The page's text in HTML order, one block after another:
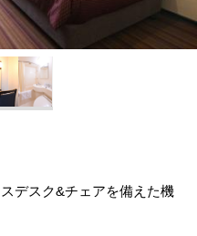
デスク&チェアを備えた機